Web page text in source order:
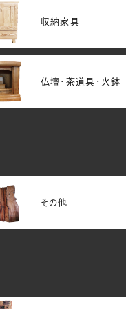
収納家具
仏壇･茶道具・火鉢
その他